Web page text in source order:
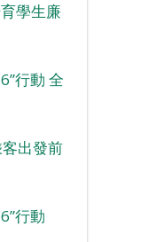
學生廉
行動 全
出發前
行動